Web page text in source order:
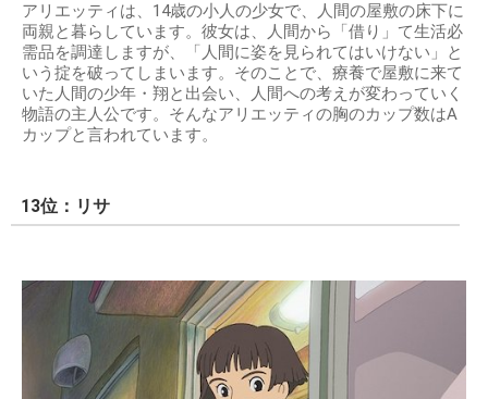
アリエッティは、14歳の小人の少女で、人間の屋敷の床下に
両親と暮らしています。彼女は、人間から「借り」て生活必
需品を調達しますが、「人間に姿を見られてはいけない」と
いう掟を破ってしまいます。そのことで、療養で屋敷に来て
いた人間の少年・翔と出会い、人間への考えが変わっていく
物語の主人公です。そんなアリエッティの胸のカップ数はA
カップと言われています。
13位：リサ